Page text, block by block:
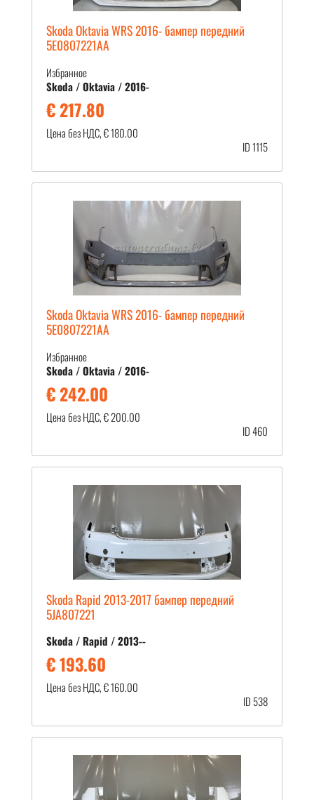
Skoda Oktavia WRS 2016- бампер передний
5E0807221AA
Избранное
Skoda / Oktavia / 2016-
€ 217.80
Цена без НДС, € 180.00
ID 1115
Skoda Oktavia WRS 2016- бампер передний
5E0807221AA
Избранное
Skoda / Oktavia / 2016-
€ 242.00
Цена без НДС, € 200.00
ID 460
Skoda Rapid 2013-2017 бампер передний
5JA807221
Skoda / Rapid / 2013--
€ 193.60
Цена без НДС, € 160.00
ID 538